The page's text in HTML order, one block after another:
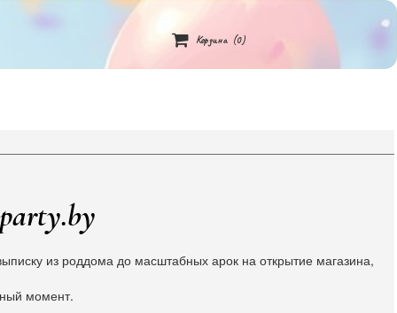
 Корзина (0)
из роддома до масштабных арок на открытие магазина,
момент.